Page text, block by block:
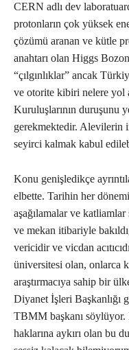
CERN adlı dev
protonların çok yüksek
çözümü aranan ve kütle
anahtarı olan Higgs
“çılgınlıklar” ancak
ve otorite kibiri nelere yol
Kuruluşlarının duruşunu
gerekmektedir. Alevilerin
seyirci kalmak kabul
Konu genişledikçe
elbette. Tarihin her
aşağılamalar ve
ve mekan itibariyle
vericidir ve vicdan
üniversitesi olan, onlarca
araştırmacıya sahip bir
Diyanet İşleri Başkanlığı
TBMM başkanı
haklarına aykırı olan bu